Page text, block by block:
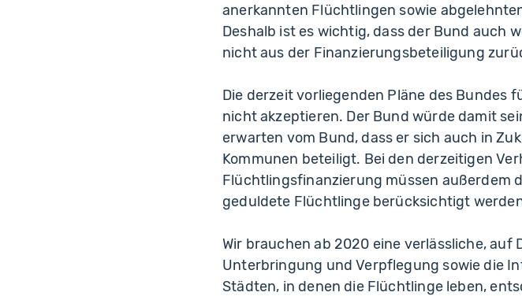
anerkannten Flüchtlingen sowie
Deshalb ist es wichtig, dass der Bund auch
nicht aus der Finanzierungsbeteiligung
Die derzeit vorliegenden Pläne des Bundes
nicht akzeptieren. Der Bund würde damit
erwarten vom Bund, dass er sich auch in
Kommunen beteiligt. Bei den derzeitigen
Flüchtlingsfinanzierung müssen außerdem
geduldete Flüchtlinge berücksichtigt
Wir brauchen ab 2020 eine verlässliche,
Unterbringung und Verpflegung sowie die
Städten, in denen die Flüchtlinge leben,